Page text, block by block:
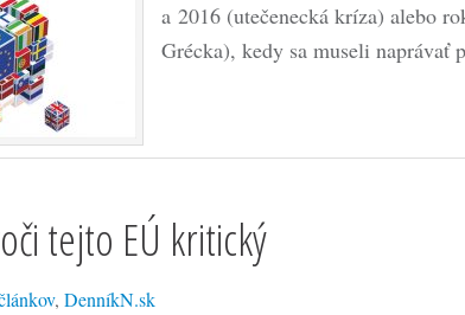
a 2016 (utečenecká kríza) alebo
Grécka), kedy sa museli naprávať
tejto EÚ kritický
, DenníkN.sk